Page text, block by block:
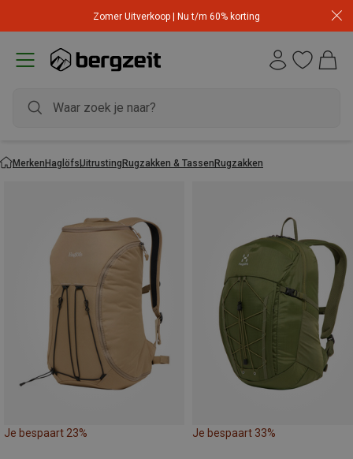
Zomer Uitverkoop | Nu t/m 60% korting
MerkenHaglöfsUitrustingRugzakken & TassenRugzakken
Je bespaart 23% Je bespaart 33%